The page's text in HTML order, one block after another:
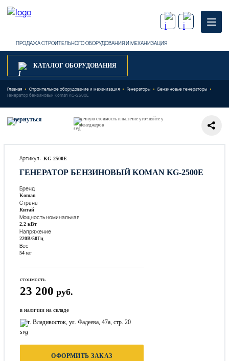
ПРОДАЖА СТРОИТЕЛЬНОГО ОБОРУДОВАНИЯ И МЕХАНИЗАЦИЯ
КАТАЛОГ ОБОРУДОВАНИЯ
Главная Строительное оборудование и механизация Генераторы
Бензиновые генераторы
Генератор бензиновый Koman KG-2500E
вернуться
точную стоимость и наличие уточняйте у
менеджеров
Артикул: KG-2500E
ГЕНЕРАТОР БЕНЗИНОВЫЙ KOMAN KG-2500E
Бренд
Koman
Страна
Китай
Мощность номинальная
2,2 кВт
Напряжение
220В/50Гц
Вес
54 кг
стоимость
23 200 руб.
в наличии на складе
г. Владивосток, ул. Фадеева, 47а, стр. 20
ОФОРМИТЬ ЗАКАЗ